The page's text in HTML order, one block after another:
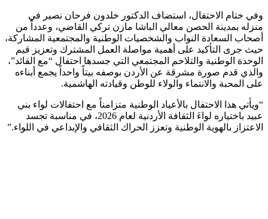
وفي ختام الاحتفال، استضاف الدكتور خلدون فرحان نصير في
منزله بمدينة الحصن معالي الباشا مازن تركي القاضي، وعدداً من
أصحاب السعادة النواب والشخصيات الوطنية والمجتمعية المشاركة،
حيث جرى التأكيد على أهمية مواصلة العمل المشترك وتعزيز قيم
الوحدة الوطنية والتلاحم المجتمعي التي جسدها احتفال “مع القائد”،
والذي قدم صورة مشرقة عن الأردن بوصفه بيتاً واحداً يجمع أبناءه
على المحبة والانتماء والولاء للوطن وقيادته الهاشمية.
“ويأتي هذا الاحتفال بالأعياد الوطنية متزامناً مع احتفالات لواء بني
عبيد باختياره لواءَ الثقافة الأردنية لعام 2026، في مناسبة تجسد
الاعتزاز بالهوية الوطنية وتعزز الحراك الثقافي والإبداعي في اللواء.”